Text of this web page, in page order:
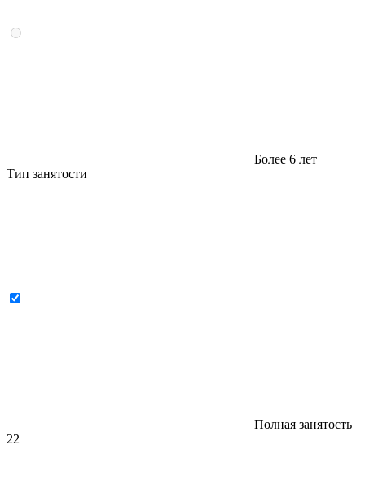
Более 6 лет
Тип занятости
Полная занятость
22